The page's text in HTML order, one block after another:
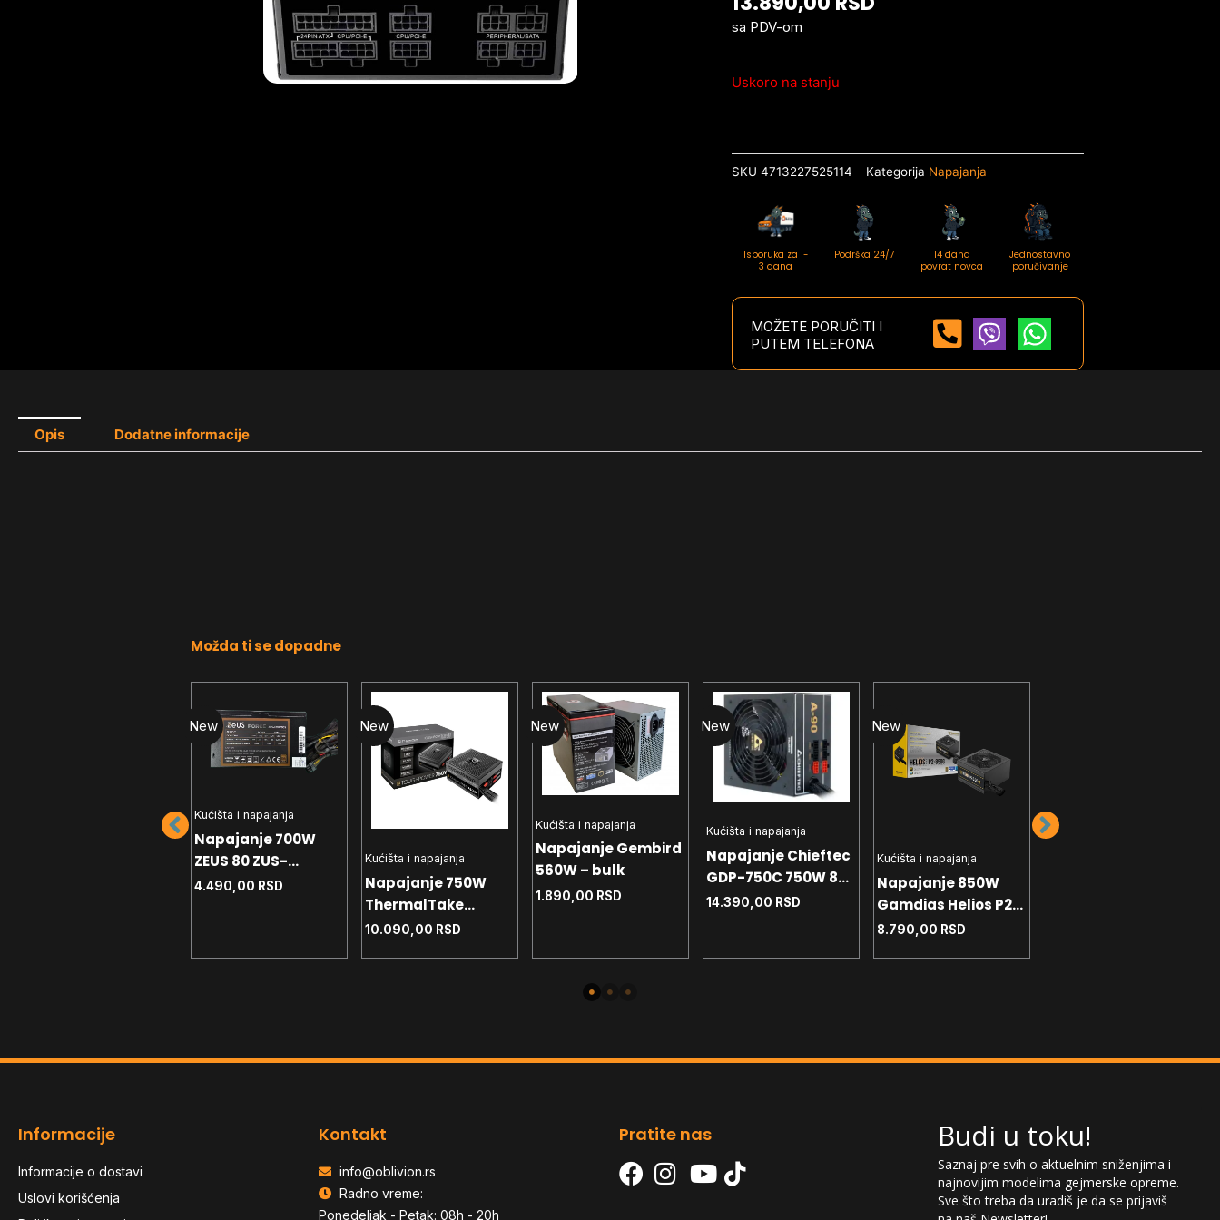
sa PDV-om
Uskoro na stanju
SKU4713227525114 Kategorija Napajanja
Isporuka za 1-
3 dana
Podrška 24/7
14 dana
povrat novca
Jednostavno
poručivanje
MOŽETE PORUČITI I
PUTEM TELEFONA
Opis Dodatne informacije
Možda ti se dopadne
New
Kućišta i napajanja
Napajanje 700W
ZEUS 80 ZUS-
FOR700S PLUS
4.490,00 RSD
New
Kućišta i napajanja
Napajanje 750W
ThermalTake
Toughpower GX3 SE
10.090,00 RSD
New
Kućišta i napajanja
Napajanje Gembird
560W – bulk
1.890,00 RSD
New
Kućišta i napajanja
Napajanje Chieftec
GDP-750C 750W 80+
Bronze
14.390,00 RSD
New
Kućišta i napajanja
Napajanje 850W
Gamdias Helios P2-
850G Gold
8.790,00 RSD
Kućišta i napajanja
Informacije
Informacije o dostavi
Uslovi korišćenja
Kontakt
info@oblivion.rs
Radno vreme:
Ponedeljak - Petak: 08h - 20h
Pratite nas Budi u toku!
Saznaj pre svih o aktuelnim sniženjima i
najnovijim modelima gejmerske opreme.
Sve što treba da uradiš je da se prijaviš